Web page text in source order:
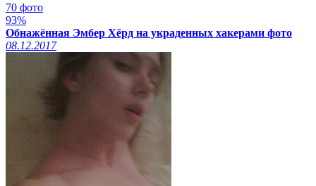
70 фото
93%
Обнажённая Эмбер Хёрд на украденных хакерами фото
08.12.2017